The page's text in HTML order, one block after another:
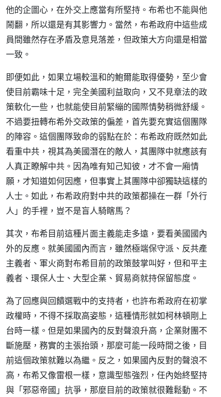
他的企圖心，在外交上應當有所堅持。布希也不能與他
鬧翻，所以還是有其影響力。當然，布希政府中這些成
員間雖然存在矛盾及意見落差，但政策大方向還是相當
一致。
即便如此，如果立場較溫和的鮑爾能取得優勢，至少會
使目前霸味十足，完全美國利益取向，又不見章法的政
策軟化一些，也就能使目前緊繃的國際情勢稍微舒緩。
不過要扭轉布希外交政策的偏差，首先要充實這個團隊
的陣容。這個團隊致命的弱點在於：布希政府既然如此
看重中共，視其為美國潛在的敵人，其團隊中就應該有
人真正瞭解中共。因為唯有知己知彼，才不會一廂情
願，才知道如何因應，但事實上其團隊中卻獨缺這樣的
人士。如此，布希政府對中共的政策都操在一群「外行
人」的手裡，豈不是盲人騎瞎馬？
其次，布希目前這種片面主義能走多遠，要看美國國內
外的反應。就美國國內而言，雖然極端保守派、反共產
主義者、軍火商對布希目前的政策鼓掌叫好，但和平主
義者、環保人士、大型企業、貿易商就持保留態度。
為了回應與回饋選戰中的支持者，也許布希政府在初掌
政權時，不得不採取高姿態，這種情形就如柯林頓剛上
台時一樣。但是如果國內的反對聲浪升高，企業財團不
斷施壓，務實的主張抬頭，那麼可能一段時間之後，目
前這個政策就難以為繼。反之，如果國內反對的聲浪不
高，布希又像雷根一樣，意識型態強烈，任內始終堅持
與「邪惡帝國」抗爭，那麼目前的政策就很難鬆動。不